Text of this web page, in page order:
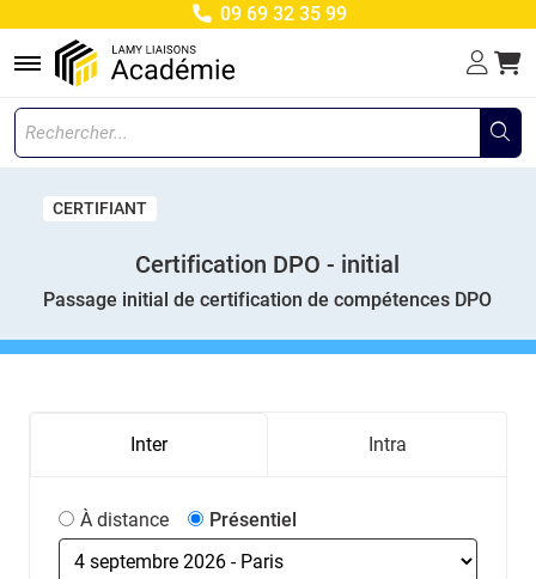
09 69 32 35 99
Menu
CERTIFIANT
Certification DPO - initial
Passage initial de certification de compétences DPO
Inter Intra
À distance Présentiel